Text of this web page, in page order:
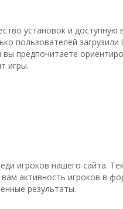
установок и доступную
пользователей загрузили
предпочитаете
игры.
игроков нашего сайта.
активность игроков в
результаты.